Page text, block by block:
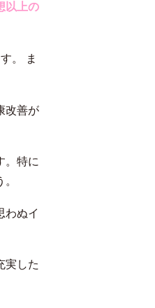
以上の
。 ま
改善が
。特に
わぬイ
実した